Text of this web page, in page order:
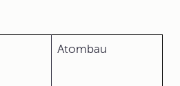
Atombau